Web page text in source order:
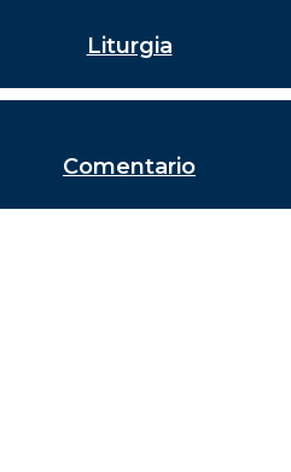
Liturgia
Comentario